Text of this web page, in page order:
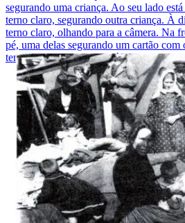
segurando uma criança. Ao seu lado
terno claro, segurando outra criança. À
terno claro, olhando para a câmera. Na
pé, uma delas segurando um cartão
tem uma janela aberta atrás dos adultos.